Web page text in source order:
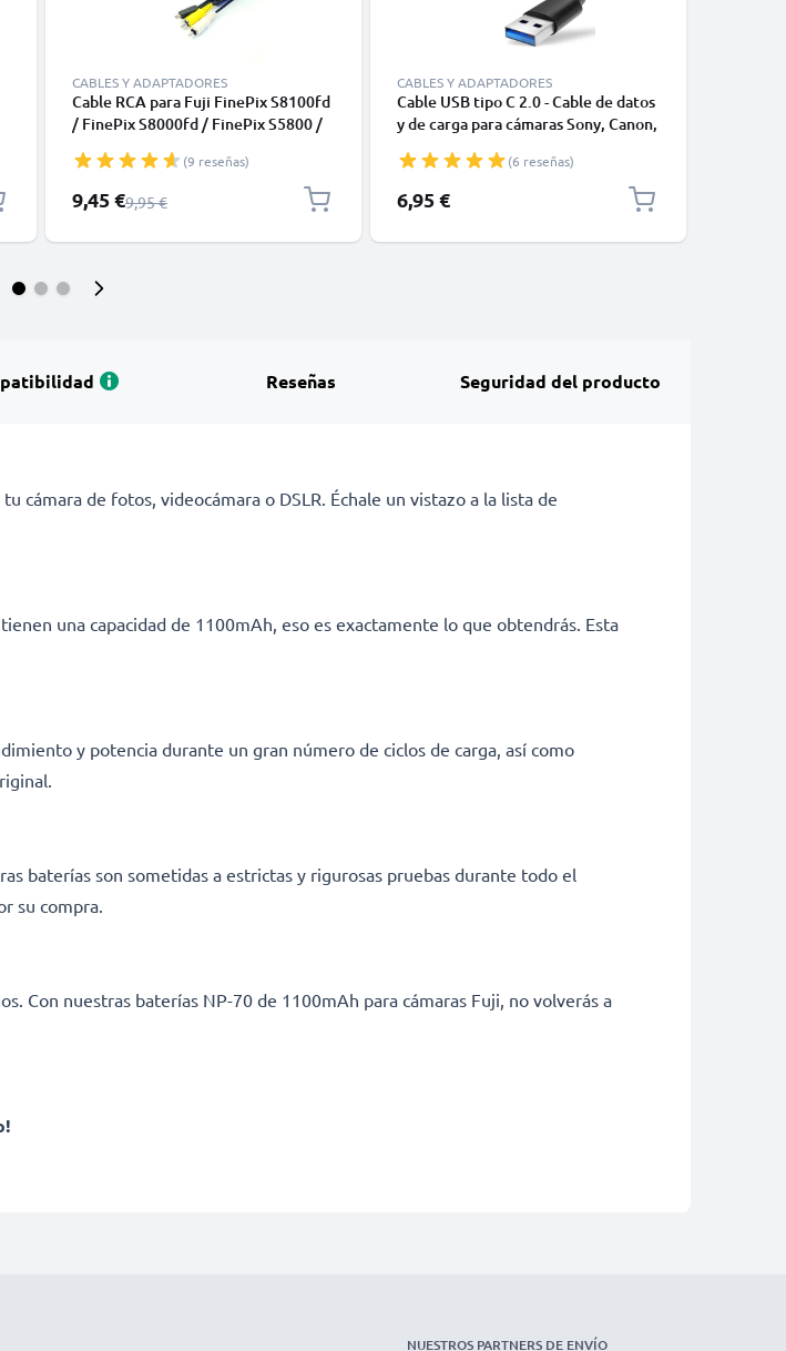
CABLES Y ADAPTADORES
Cable RCA para Fuji FinePix S8100fd
/ FinePix S8000fd / FinePix S5800 /
AV de 0,6m, Conector RCA, Cable de
Audio y Video AV-C1 Compuesto
para TV, DVD, Blu-Ray, Cámara,
(9 reseñas)
Precio especial
9,45 €Precio normal
9,95 €
CABLES Y ADAPTADORES
Cable USB tipo C 2.0 - Cable de datos
y de carga para cámaras Sony, Canon,
Moto Z, Huawei, Xiaomi - 1,0m Cable
cargador USB tipo C
(6 reseñas)
6,95 €
Reseñas Seguridad del producto
cámara de fotos, videocámara o DSLR. Échale un vistazo a la lista de
una capacidad de 1100mAh, eso es exactamente lo que obtendrás. Esta
y potencia durante un gran número de ciclos de carga, así como
baterías son sometidas a estrictas y rigurosas pruebas durante todo el
su compra.
Con nuestras baterías NP-70 de 1100mAh para cámaras Fuji, no volverás a
NUESTROS PARTNERS DE ENVÍO